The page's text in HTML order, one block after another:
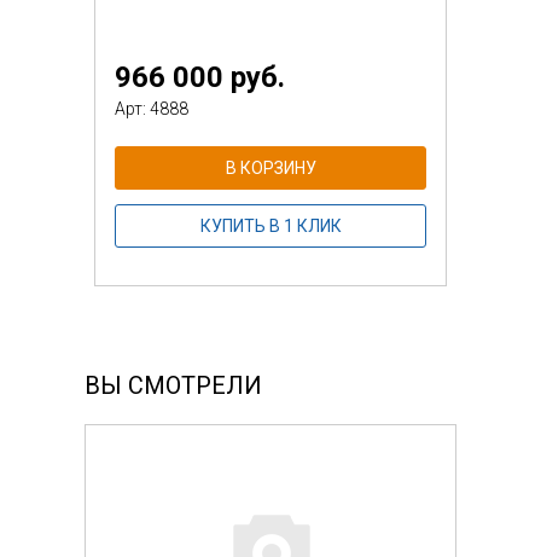
966 000 руб.
Арт: 4888
В КОРЗИНУ
КУПИТЬ В 1 КЛИК
ВЫ СМОТРЕЛИ